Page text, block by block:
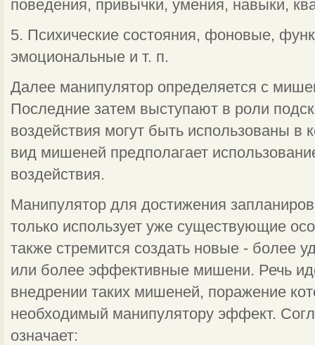
поведения, привычки, умения, навыки,
5. Психические состояния, фоновые,
эмоциональные и т. п.
Далее манипулятор определяется с
Последние затем выступают в роли
воздействия могут быть использованы в
вид мишеней предполагает
воздейст­вия.
Манипулятор для достижения
только использует уже су­ществующие
также стремится создать новые - более
или более эффективные мишени. Речь
внедрении таких мишеней, поражение
необходимый манипулятору эффект.
означает: